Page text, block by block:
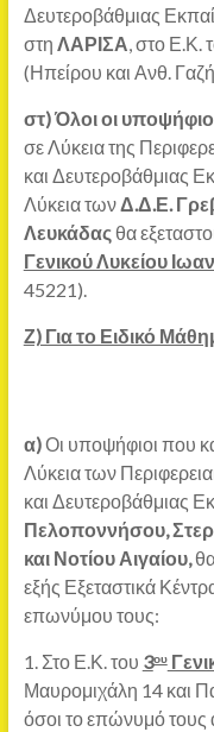
Δευτεροβάθμιας
στη ΛΑΡΙΣΑ, στο Ε.Κ.
(Ηπείρου και Ανθ.
στ)Όλοι οι
σε Λύκεια της
και Δευτεροβάθμιας
Λύκεια τωνΔ.Δ.Ε.
Λευκάδας θα
Γενικού Λυκείου
45221).
Ζ) Για το Ειδικό
α)Οι υποψήφιοι που
Λύκεια των
και Δευτεροβάθμιας
Πελοποννήσου,
και Νοτίου Αιγαίου,
εξής Εξεταστικά
επωνύμου τους:
1. Στο Ε.Κ. του 3ου
Μαυρομιχάλη 14 και
όσοι το επώνυμό τους